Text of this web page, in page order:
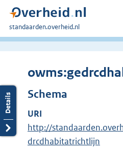
U
bent
standaarden.overheid.nl
Schema
URI
http://
drcdhabitatrichtlijn